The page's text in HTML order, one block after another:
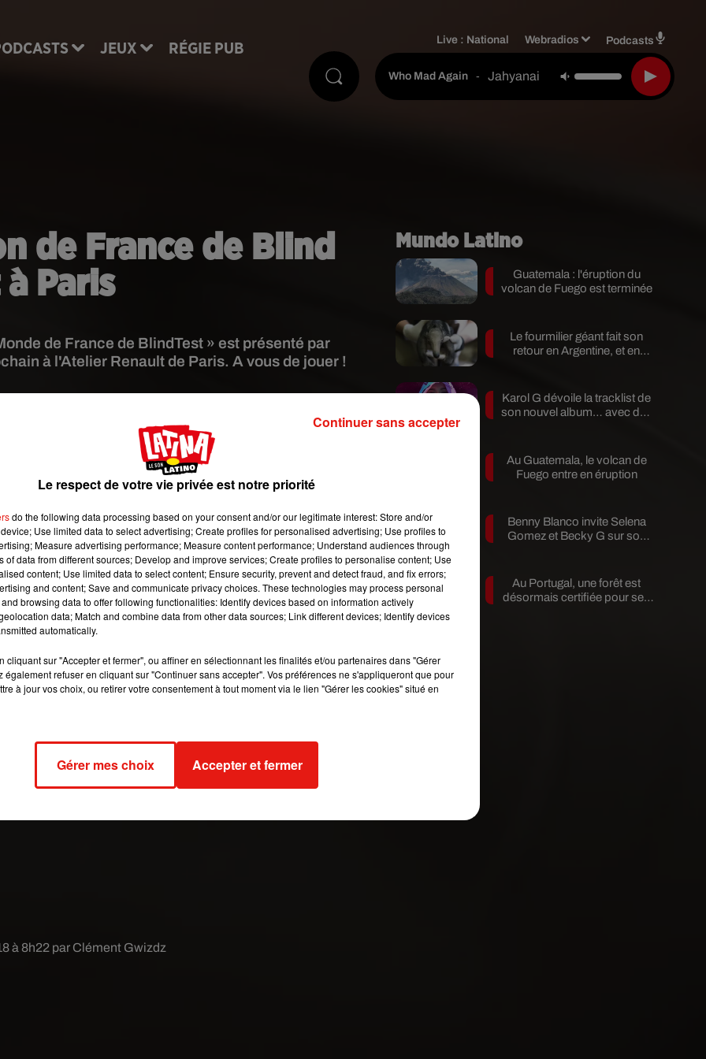
JEUX RÉGIE PUB
Live : National Webradios Podcasts
Who Mad Again - Jahyanai Feat. Bamby
de France de Blind
à Paris
à 8h22 par Clément Gwizdz
de France de BlindTest » est présenté par
à l'Atelier Renault de Paris. A vous de jouer !
française, sur le Rock, le Hip Hop ou encore sur les
prévu jeudi 18 octobre prochain ? Vous pouvez vous rendre à
de France de BlindTest » s'invite sur les Champs-Elysées !
vainqueur repartira avec 4 ans d’abonnement à Deezer
rendez-vous sur la pageFacebook de l’événement.
Mundo Latino
Guatemala : l'éruption du
volcan de Fuego est terminée
Le fourmilier géant fait son
retour en Argentine, et en
Karol G dévoile la tracklist de
son nouvel album… avec des
Au Guatemala, le volcan de
Fuego entre en éruption
Benny Blanco invite Selena
Gomez et Becky G sur son
Au Portugal, une forêt est
désormais certifiée pour ses
Le respect de votre vie privée est notre priorité
do the following data processing based on your consent and/or our legitimate interest: Store and/or
Use limited data to select advertising; Create profiles for personalised advertising; Use profiles to
Measure advertising performance; Measure content performance; Understand audiences through
of data from different sources; Develop and improve services; Create profiles to personalise content; Use
content; Use limited data to select content; Ensure security, prevent and detect fraud, and fix errors;
and content; Save and communicate privacy choices. These technologies may process personal
browsing data to offer following functionalities: Identify devices based on information actively
data; Match and combine data from other data sources; Link different devices; Identify devices
automatically.
cliquant sur "Accepter et fermer", ou affiner en sélectionnant les finalités et/ou partenaires dans "Gérer
également refuser en cliquant sur "Continuer sans accepter". Vos préférences ne s'appliqueront que pour
à jour vos choix, ou retirer votre consentement à tout moment via le lien "Gérer les cookies" situé en
Gérer mes choix Accepter et fermer
Continuer sans accepter